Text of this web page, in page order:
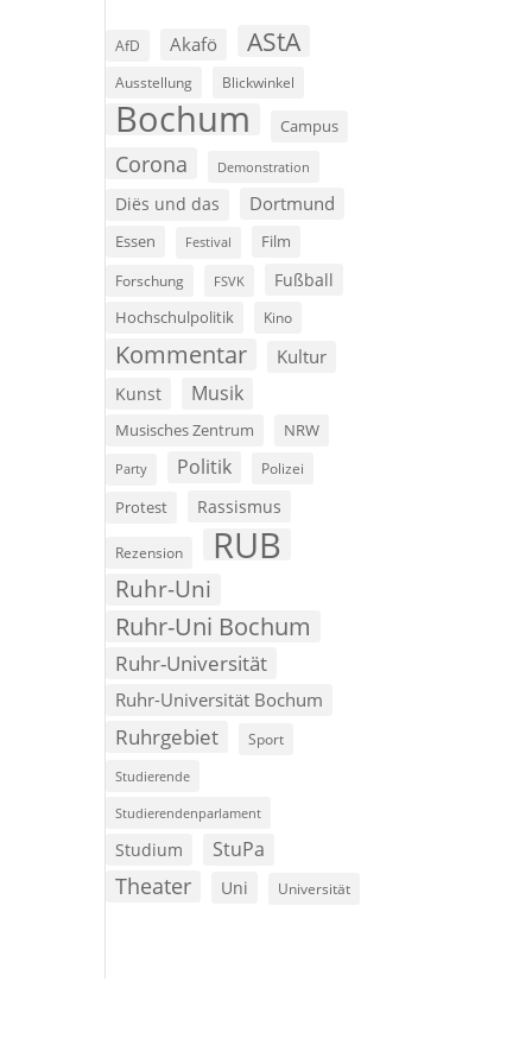
AfD Akafö AStA
Ausstellung Blickwinkel
Bochum Campus
Corona Demonstration
Diës und das Dortmund
Essen Festival Film
Forschung FSVK Fußball
Hochschulpolitik Kino
Kommentar Kultur
Kunst Musik
Musisches Zentrum NRW
Party Politik Polizei
Protest Rassismus
Rezension RUB
Ruhr-Uni
Ruhr-Uni Bochum
Ruhr-Universität
Ruhr-Universität Bochum
Ruhrgebiet Sport
Studierende
Studierendenparlament
Studium StuPa
Theater Uni Universität